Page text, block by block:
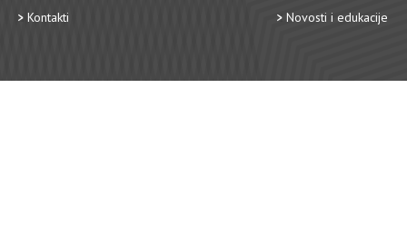
Kontakti
Novosti i edukacije